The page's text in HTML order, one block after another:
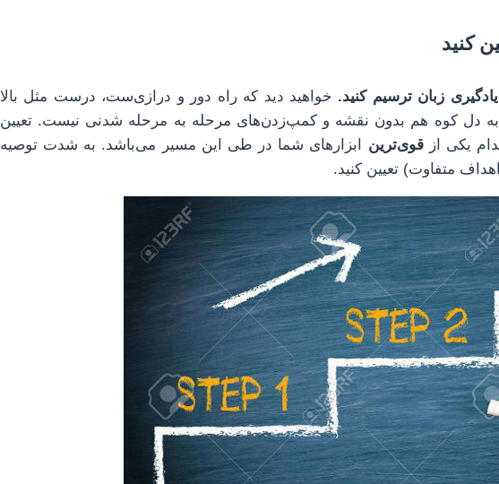
زبان ترسیم کنید. خواهید دید که راه دور و درازی‌ست، درست مثل بالا
دل کوه هم بدون نقشه و کمپ‌زدن‌های مرحله به مرحله شدنی نیست. تعیین
یکی ازقوی‌ترین ابزارهای شما در طی این مسیر می‌باشد. به شدت توصیه
متفاوت) تعیین کنید.